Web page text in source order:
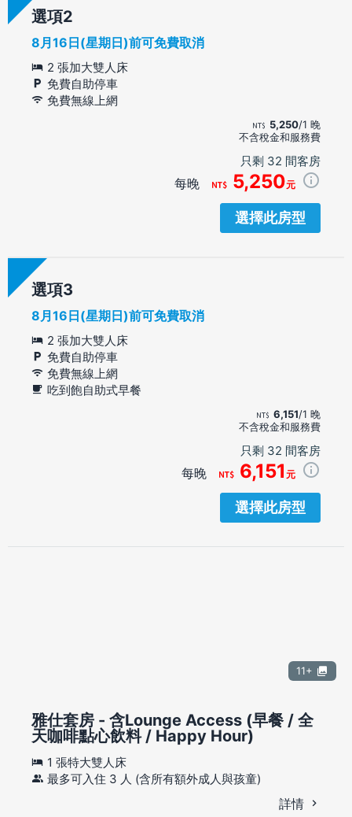
選項
8月16日(星期日)前可免費取消
2 張加大雙人床
免費自助停車
免費無線上網
5,250/1 晚
不含稅金和服務費
只剩 32 間客房
每晚 5,250元
選擇此房型
選項
8月16日(星期日)前可免費取消
2 張加大雙人床
免費自助停車
免費無線上網
吃到飽自助式早餐
6,151/1 晚
不含稅金和服務費
只剩 32 間客房
每晚 6,151 元
選擇此房型
11+
雅仕套房 - 含Lounge Access (早餐 / 全
天咖啡點心飲料 / Happy Hour)
1 張特大雙人床
最多可入住 3 人 (含所有額外成人與孩童)
詳情